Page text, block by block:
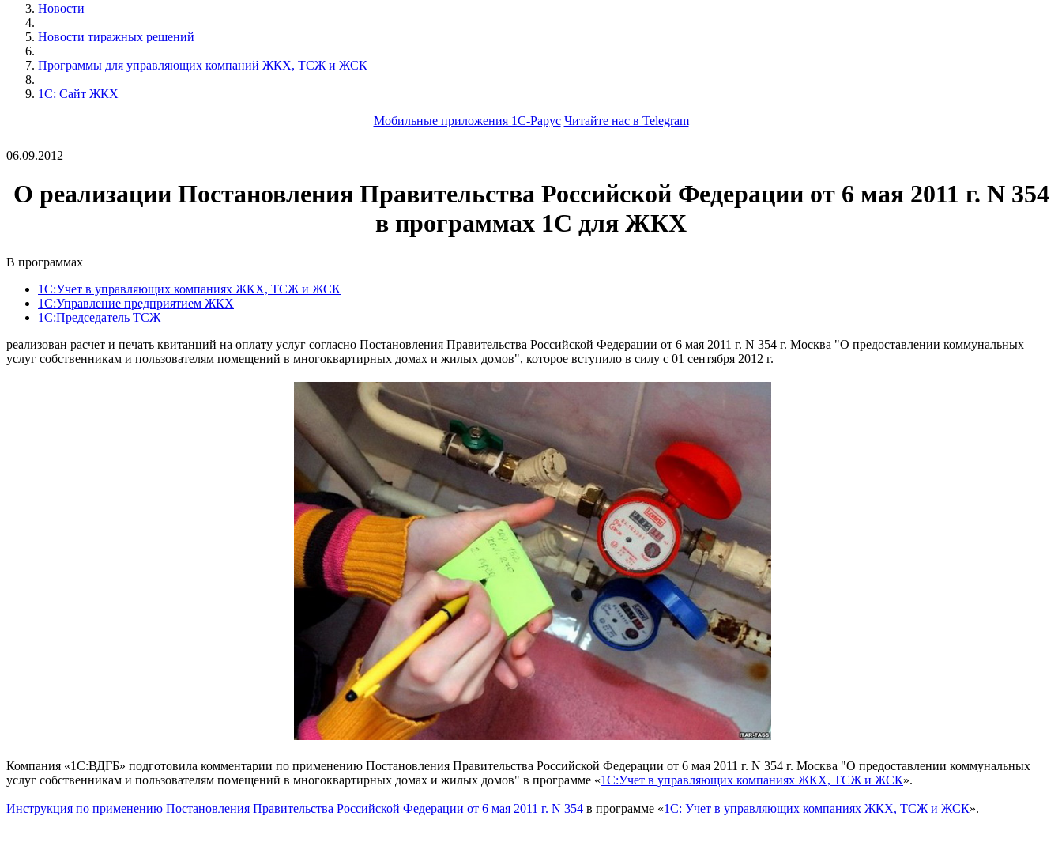
Новости
Новости тиражных решений
Программы для управляющих компаний ЖКХ, ТСЖ и ЖСК
1С: Сайт ЖКХ
Мобильные приложения 1С-Рарус Читайте нас в Telegram
06.09.2012
О реализации Постановления Правительства Российской Федерации от 6 мая 2011 г. N 354
в программах 1С для ЖКХ
В программах
1С:Учет в управляющих компаниях ЖКХ, ТСЖ и ЖСК
1С:Управление предприятием ЖКХ
1С:Председатель ТСЖ
реализован расчет и печать квитанций на оплату услуг согласно Постановления Правительства Российской Федерации от 6 мая 2011 г. N 354 г. Москва "О предоставлении коммунальных
услуг собственникам и пользователям помещений в многоквартирных домах и жилых домов", которое вступило в силу с 01 сентября 2012 г.
Компания «1С:ВДГБ» подготовила комментарии по применению Постановления Правительства Российской Федерации от 6 мая 2011 г. N 354 г. Москва "О предоставлении коммунальных
услуг собственникам и пользователям помещений в многоквартирных домах и жилых домов" в программе «1С:Учет в управляющих компаниях ЖКХ, ТСЖ и ЖСК».
Инструкция по применению Постановления Правительства Российской Федерации от 6 мая 2011 г. N 354 в программе «1С: Учет в управляющих компаниях ЖКХ, ТСЖ и ЖСК».